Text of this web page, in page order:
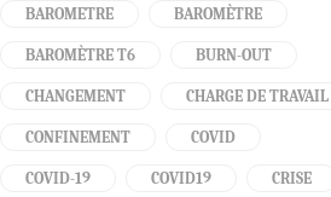
BAROMETRE BAROMÈTRE
BAROMÈTRE T6 BURN-OUT
CHANGEMENT CHARGE DE TRAVAIL
CONFINEMENT COVID
COVID-19 COVID19 CRISE